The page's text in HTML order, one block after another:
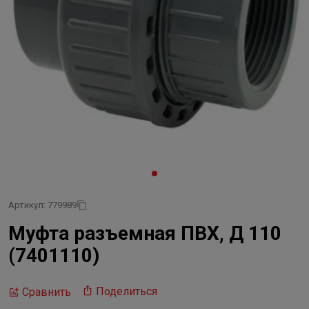
Артикул: 779989
Муфта разъемная ПВХ, Д 110
(7401110)
Сравнить Поделиться